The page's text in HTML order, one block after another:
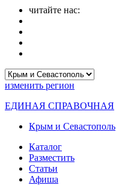
читайте нас:
изменить регион
ЕДИНАЯ СПРАВОЧНАЯ
Крым и Севастополь
Каталог
Разместить
Статьи
Афиша